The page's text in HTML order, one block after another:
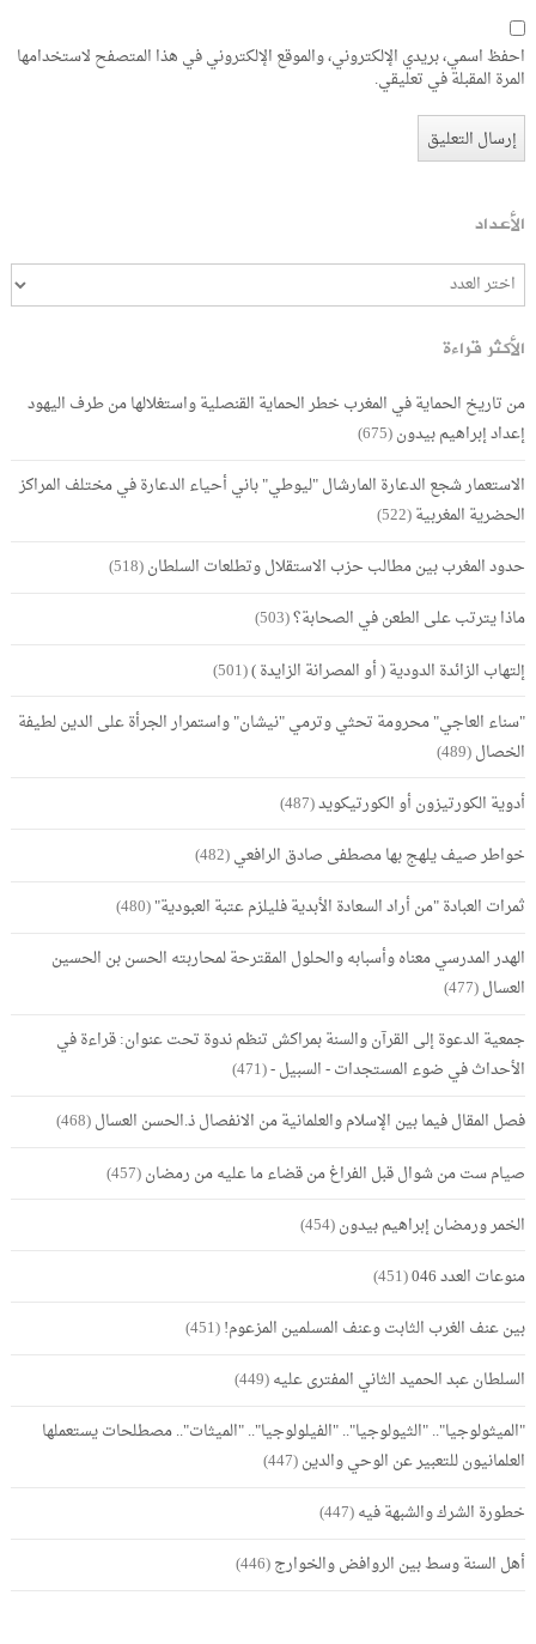
احفظ اسمي، بريدي الإلكتروني، والموقع الإلكتروني في هذا المتصفح لاستخدامها
المرة المقبلة في تعليقي.
الأعداد
الأكثر قراءة
من تاريخ الحماية في المغرب خطر الحماية القنصلية واستغلالها من طرف اليهود
إعداد إبراهيم بيدون(675)
الاستعمار شجع الدعارة المارشال "ليوطي" باني أحياء الدعارة في مختلف المراكز
الحضرية المغربية(522)
حدود المغرب بين مطالب حزب الاستقلال وتطلعات السلطان(518)
ماذا يترتب على الطعن في الصحابة؟(503)
إلتهاب الزائدة الدودية ( أو المصرانة الزايدة )(501)
"سناء العاجي" محرومة تحثي وترمي "نيشان" واستمرار الجرأة على الدين لطيفة
الخصال(489)
أدوية الكورتيزون أو الكورتيكويد(487)
خواطر صيف يلهج بها مصطفى صادق الرافعي(482)
ثمرات العبادة "من أراد السعادة الأبدية فليلزم عتبة العبودية"(480)
الهدر المدرسي معناه وأسبابه والحلول المقترحة لمحاربته الحسن بن الحسين
العسال(477)
جمعية الدعوة إلى القرآن والسنة بمراكش تنظم ندوة تحت عنوان: قراءة في
الأحداث في ضوء المستجدات - السبيل -(471)
فصل المقال فيما بين الإسلام والعلمانية من الانفصال ذ.الحسن العسال(468)
صيام ست من شوال قبل الفراغ من قضاء ما عليه من رمضان(457)
الخمر ورمضان إبراهيم بيدون(454)
منوعات العدد 046
(451)
بين عنف الغرب الثابت وعنف المسلمين المزعوم!(451)
السلطان عبد الحميد الثاني المفترى عليه(449)
"الميثولوجيا".. "الثيولوجيا".. "الفيلولوجيا".. "الميثات".. مصطلحات يستعملها
العلمانيون للتعبير عن الوحي والدين(447)
خطورة الشرك والشبهة فيه(447)
أهل السنة وسط بين الروافض والخوارج(446)